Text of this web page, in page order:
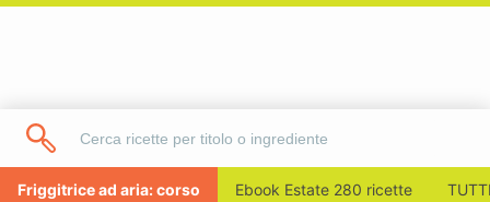
Friggitrice ad aria: corso Ebook Estate 280 ricette